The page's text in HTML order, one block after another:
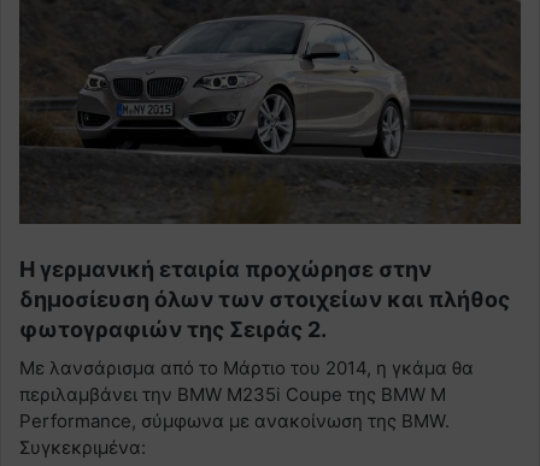
Η γερμανική εταιρία προχώρησε στην
δημοσίευση όλων των στοιχείων και πλήθος
φωτογραφιών της Σειράς 2.
Με λανσάρισμα από το Μάρτιο του 2014, η γκάμα θα
περιλαμβάνει την BMW M235i Coupe της BMW M
Performance, σύμφωνα με ανακοίνωση της BMW.
Συγκεκριμένα: